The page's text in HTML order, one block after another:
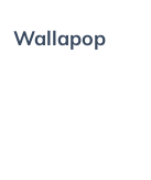
Wallapop